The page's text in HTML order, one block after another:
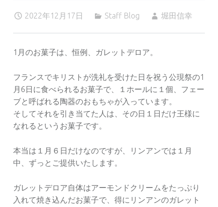
2022年12月17日 Staff Blog 堀田信幸
1月のお菓子は、恒例、ガレットデロア。
フランスでキリストが洗礼を受けた日を祝う公現祭の1
月6日に食べられるお菓子で、１ホールに１個、フェー
ブと呼ばれる陶器のおもちゃが入っています。
そしてそれを引き当てた人は、その日１日だけ王様に
なれるというお菓子です。
本当は１月６日だけなのですが、リンアンでは１月
中、ずっとご提供いたします。
ガレットデロア自体はアーモンドクリームをたっぷり
入れて焼き込んだお菓子で、得にリンアンのガレット